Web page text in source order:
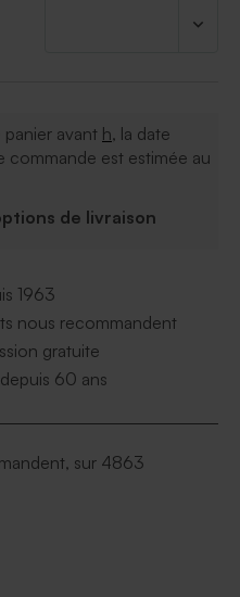
bonheur de tous vos
vendu avec un
l'ensemble
avant h, la date
commande est estimée au
de livraison
1963
nous recommandent
gratuite
60 ans
sur 4863